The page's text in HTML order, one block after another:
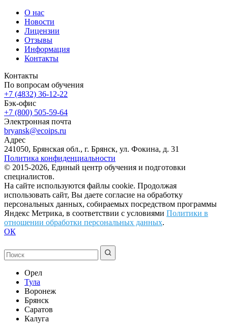
О нас
Новости
Лицензии
Отзывы
Информация
Контакты
Контакты
По вопросам обучения
+7 (4832) 36-12-22
Бэк-офис
+7 (800) 505-59-64
Электронная почта
bryansk@ecoips.ru
Адрес
241050, Брянская обл., г. Брянск, ул. Фокина, д. 31
Политика конфиденциальности
© 2015-2026, Единый центр обучения и подготовки
специалистов.
На сайте используются файлы cookie. Продолжая
использовать сайт, Вы даете согласие на обработку
персональных данных, собираемых посредством программы
Яндекс Метрика, в соответствии с условиями Политики в
отношении обработки персональных данных.
ОК
Орел
Тула
Воронеж
Брянск
Саратов
Калуга